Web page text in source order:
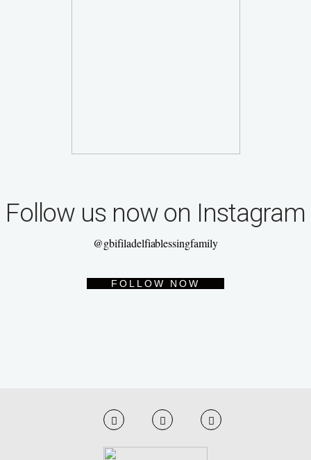
Follow us now on Instagram
@gbifiladelfiablessingfamily
FOLLOW NOW